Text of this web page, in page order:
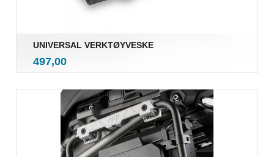
UNIVERSAL VERKTØYVESKE
Pris
497,00mva.